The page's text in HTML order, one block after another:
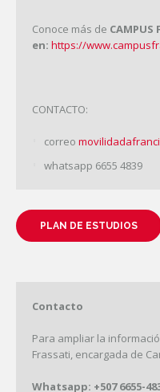
Conoce más de CAMPUS
en:https://
CONTACTO:
correo
whatsapp 6655 4839
PLAN DE ESTUDIOS
Contacto
Para ampliar la
Frassati, encargada de
Whatsapp: +507 6655-